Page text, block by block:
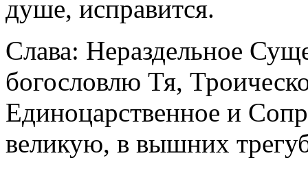
душе, исправится.
Слава: Нераздельное
богословлю Тя,
Единоцарственное и
великую, в вышних